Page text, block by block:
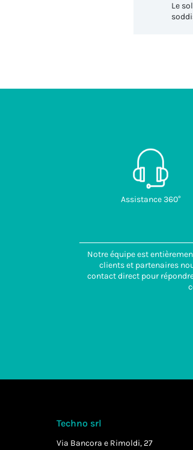
Le
Assistance 360°
Notre équipe est
clients et partenaires
contact direct pour
Techno srl
Via Bancora e Rimoldi, 27